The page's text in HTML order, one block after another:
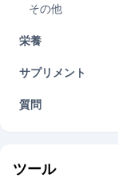
その他
栄養
サプリメント
質問
ツール